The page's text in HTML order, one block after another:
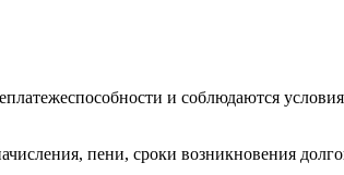
и соблюдаются
пени, сроки возникновения